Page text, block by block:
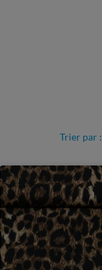
Trier par :